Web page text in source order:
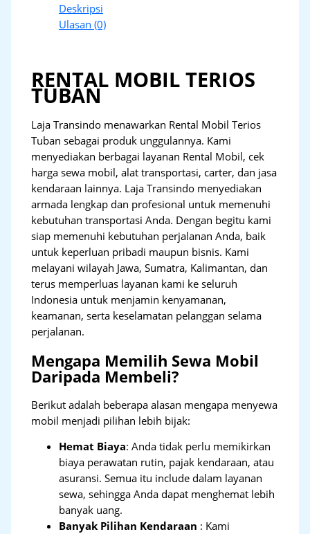
Deskripsi
Ulasan (0)
RENTAL MOBIL TERIOS
TUBAN
Laja Transindo menawarkan Rental Mobil Terios
Tuban sebagai produk unggulannya. Kami
menyediakan berbagai layanan Rental Mobil, cek
harga sewa mobil, alat transportasi, carter, dan jasa
kendaraan lainnya. Laja Transindo menyediakan
armada lengkap dan profesional untuk memenuhi
kebutuhan transportasi Anda. Dengan begitu kami
siap memenuhi kebutuhan perjalanan Anda, baik
untuk keperluan pribadi maupun bisnis. Kami
melayani wilayah Jawa, Sumatra, Kalimantan, dan
terus memperluas layanan kami ke seluruh
Indonesia untuk menjamin kenyamanan,
keamanan, serta keselamatan pelanggan selama
perjalanan.
Mengapa Memilih Sewa Mobil
Daripada Membeli?
Berikut adalah beberapa alasan mengapa menyewa
mobil menjadi pilihan lebih bijak:
Hemat Biaya: Anda tidak perlu memikirkan
biaya perawatan rutin, pajak kendaraan, atau
asuransi. Semua itu include dalam layanan
sewa, sehingga Anda dapat menghemat lebih
banyak uang.
Banyak Pilihan Kendaraan : Kami